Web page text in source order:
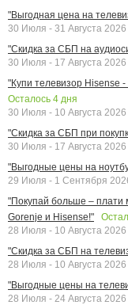
"Выгодная цена на
30 Июля - 31 Августа 2026
"Скидка за СБП на
30 Июля - 17 Августа 2026
"Купи телевизор Hisense
Осталось 4 дня
30 Июля - 10 Августа 2026
"Скидка за СБП при
30 Июля - 17 Августа 2026
"Выгодные цены на
29 Июля - 1 Сентября
"Покупай больше – плати
Gorenje и Hisense!"
28 Июля - 10 Августа 2026
"Скидка за СБП на
28 Июля - 10 Августа 2026
"Выгодные цены на
28 Июля - 24 Августа 2026